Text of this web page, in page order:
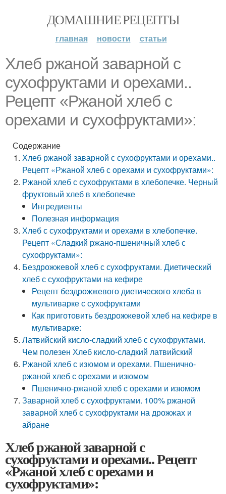
ДОМАШНИЕ РЕЦЕПТЫ
главная новости статьи
Хлеб ржаной заварной с
сухофруктами и орехами..
Рецепт «Ржаной хлеб с
орехами и сухофруктами»:
Содержание
Хлеб ржаной заварной с сухофруктами и орехами..
Рецепт «Ржаной хлеб с орехами и сухофруктами»:
Ржаной хлеб с сухофруктами в хлебопечке. Черный
фруктовый хлеб в хлебопечке
Ингредиенты
Полезная информация
Хлеб с сухофруктами и орехами в хлебопечке.
Рецепт «Сладкий ржано-пшеничный хлеб с
сухофруктами»:
Бездрожжевой хлеб с сухофруктами. Диетический
хлеб с сухофруктами на кефире
Рецепт бездрожжевого диетического хлеба в
мультиварке с сухофруктами
Как приготовить бездрожжевой хлеб на кефире в
мультиварке:
Латвийский кисло-сладкий хлеб с сухофруктами.
Чем полезен Хлеб кисло-сладкий латвийский
Ржаной хлеб с изюмом и орехами. Пшенично-
ржаной хлеб с орехами и изюмом
Пшенично-ржаной хлеб с орехами и изюмом
Заварной хлеб с сухофруктами. 100% ржаной
заварной хлеб с сухофруктами на дрожжах и
айране
Хлеб ржаной заварной с
сухофруктами и орехами.. Рецепт
«Ржаной хлеб с орехами и
сухофруктами»: